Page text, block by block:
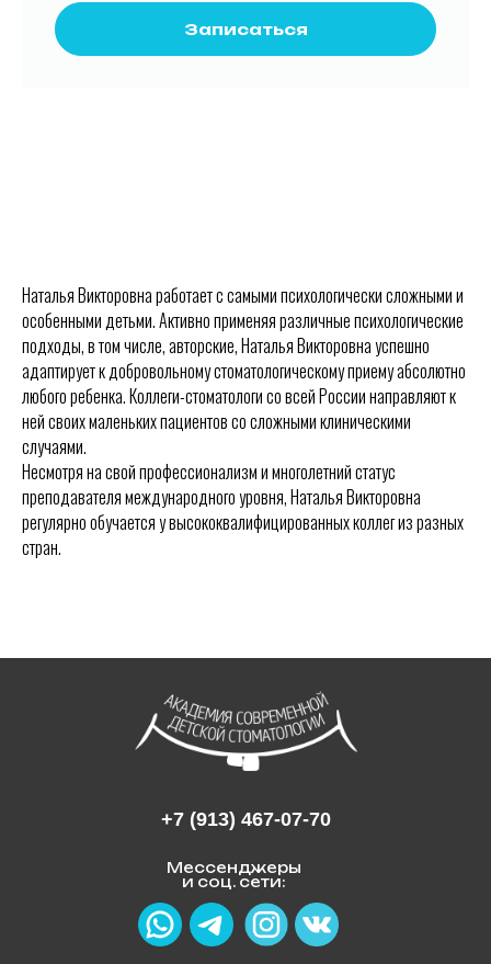
Записаться
Наталья Викторовна работает с самыми психологически сложными и
особенными детьми. Активно применяя различные психологические
подходы, в том числе, авторские, Наталья Викторовна успешно
адаптирует к добровольному стоматологическому приему абсолютно
любого ребенка. Коллеги-стоматологи со всей России направляют к
ней своих маленьких пациентов со сложными клиническими
случаями.
Несмотря на свой профессионализм и многолетний статус
преподавателя международного уровня, Наталья Викторовна
регулярно обучается у высококвалифицированных коллег из разных
стран.
Мессенджеры
и соц. сети:
+7 (913) 467-07-70